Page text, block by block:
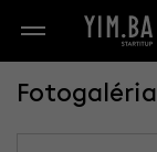
Fotogaléria